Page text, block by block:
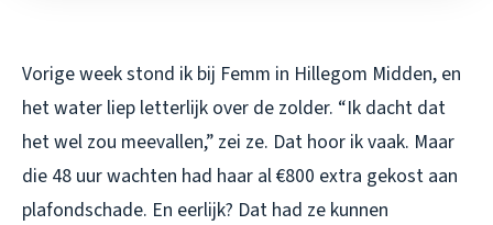
Vorige week stond ik bij Femm in Hillegom Midden, en
het water liep letterlijk over de zolder. “Ik dacht dat
het wel zou meevallen,” zei ze. Dat hoor ik vaak. Maar
die 48 uur wachten had haar al €800 extra gekost aan
plafondschade. En eerlijk? Dat had ze kunnen